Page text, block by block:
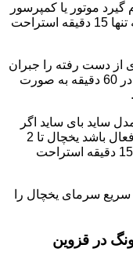
موتور یا کمپرسور
یخچال برای جبران افت سرما در 60 دقیقه تنها 15 دقیقه استراحت
سرمای از دست رفته را جبران
می کند و به حالت عادی بر می گردد.یعنی در 60 دقیقه به صورت
ساید بای ساید اگر
حالت های Power Fridge یا Super Cold فعال باشد یخچال تا 2
ساعت به صورت مداوم کار می کند و تنها 15 دقیقه استراحت
سریع سرمای یخچال را
در قزوین